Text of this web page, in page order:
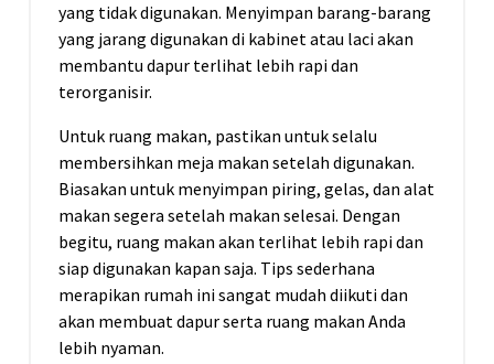
yang tidak digunakan. Menyimpan barang-barang
yang jarang digunakan di kabinet atau laci akan
membantu dapur terlihat lebih rapi dan
terorganisir.
Untuk ruang makan, pastikan untuk selalu
membersihkan meja makan setelah digunakan.
Biasakan untuk menyimpan piring, gelas, dan alat
makan segera setelah makan selesai. Dengan
begitu, ruang makan akan terlihat lebih rapi dan
siap digunakan kapan saja. Tips sederhana
merapikan rumah ini sangat mudah diikuti dan
akan membuat dapur serta ruang makan Anda
lebih nyaman.